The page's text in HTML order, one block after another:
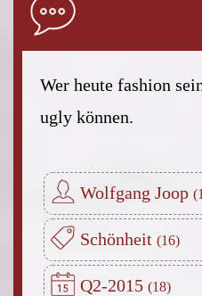
Wer heute fashion
ugly können.
Wolfgang Joop
Schönheit
Q2-2015